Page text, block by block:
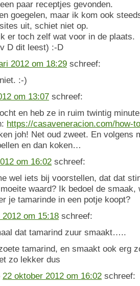
paar receptjes gevonden.
goegelen, maar ik kom ook
uit, schiet niet op.
er toch zelf wat voor in de plaats.
D dit leest) :-D
2012 om 18:29 schreef:
:-)
om 13:07 schreef:
en heb ze in ruim twintig
https://casaveneracion.com/how-
joh! Net oud zweet. En volgens
en dan koken…
om 16:02 schreef:
wel iets bij voorstellen, dat dat
waard? Ik bedoel de
je tamarinde in een potje koopt?
2012 om 15:18 schreef:
dat tamarind zuur smaakt…..
tamarind, en smaakt ook erg
zo lekker dus
22 oktober 2012 om 16:02 schreef: